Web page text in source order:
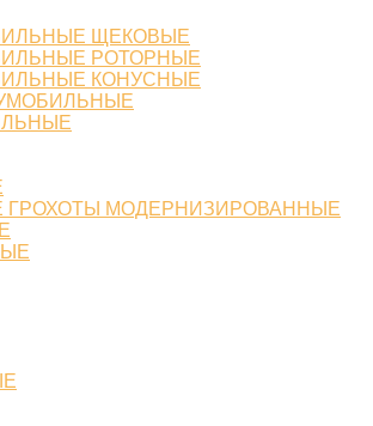
ЩЕКОВЫЕ
РОТОРНЫЕ
КОНУСНЫЕ
МОДЕРНИЗИРОВАННЫЕ